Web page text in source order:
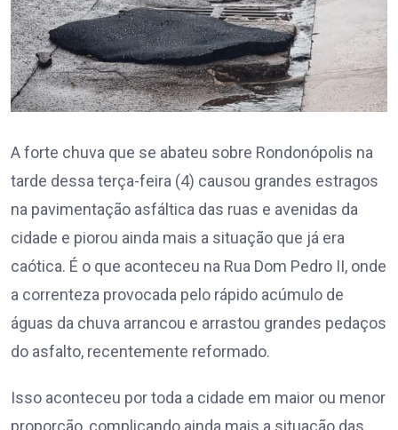
A forte chuva que se abateu sobre Rondonópolis na
tarde dessa terça-feira (4) causou grandes estragos
na pavimentação asfáltica das ruas e avenidas da
cidade e piorou ainda mais a situação que já era
caótica. É o que aconteceu na Rua Dom Pedro II, onde
a correnteza provocada pelo rápido acúmulo de
águas da chuva arrancou e arrastou grandes pedaços
do asfalto, recentemente reformado.
Isso aconteceu por toda a cidade em maior ou menor
proporção, complicando ainda mais a situação das